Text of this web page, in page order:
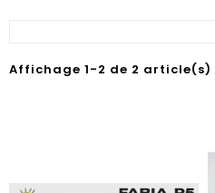
Affichage 1-2 de 2 article(s)